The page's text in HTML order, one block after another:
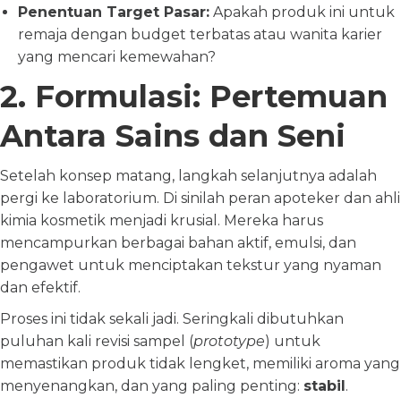
Penentuan Target Pasar: Apakah produk ini untuk
remaja dengan budget terbatas atau wanita karier
yang mencari kemewahan?
2. Formulasi: Pertemuan
Antara Sains dan Seni
Setelah konsep matang, langkah selanjutnya adalah
pergi ke laboratorium. Di sinilah peran apoteker dan ahli
kimia kosmetik menjadi krusial. Mereka harus
mencampurkan berbagai bahan aktif, emulsi, dan
pengawet untuk menciptakan tekstur yang nyaman
dan efektif.
Proses ini tidak sekali jadi. Seringkali dibutuhkan
puluhan kali revisi sampel (prototype) untuk
memastikan produk tidak lengket, memiliki aroma yang
menyenangkan, dan yang paling penting: stabil.